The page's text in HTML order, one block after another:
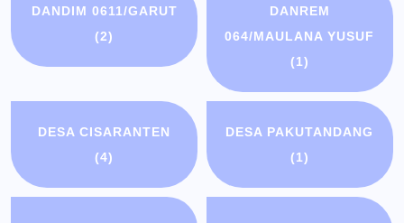
DANDIM 0611/GARUT
(2)
DANREM
064/MAULANA YUSUF
(1)
DESA CISARANTEN
(4)
DESA PAKUTANDANG
(1)